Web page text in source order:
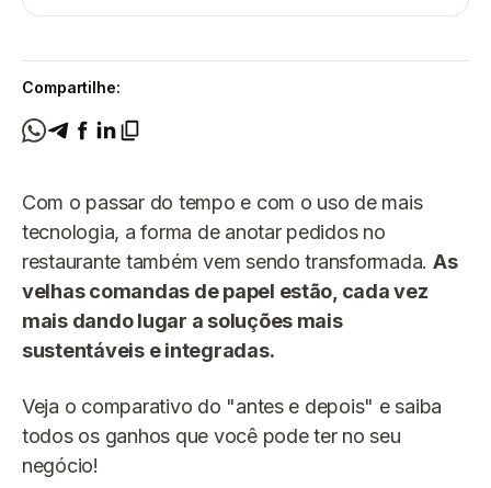
Compartilhe:
Com o passar do tempo e com o uso de mais
tecnologia, a forma de anotar pedidos no
restaurante também vem sendo transformada. As
velhas comandas de papel estão, cada vez
mais dando lugar a soluções mais
sustentáveis e integradas.
Veja o comparativo do "antes e depois" e saiba
todos os ganhos que você pode ter no seu
negócio!